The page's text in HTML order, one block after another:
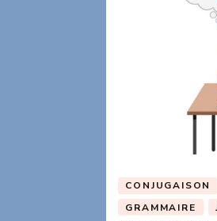
CONJUGAISON
GRAMMAIRE